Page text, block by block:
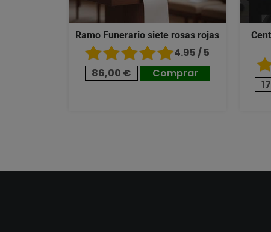
Ramo Funerario siete rosas rojas
4.95 / 5
86,00 €
Comprar